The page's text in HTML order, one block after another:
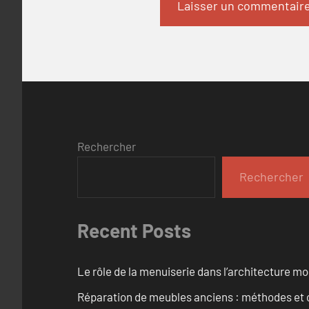
Rechercher
Rechercher
Recent Posts
Le rôle de la menuiserie dans l’architecture
Réparation de meubles anciens : méthodes et